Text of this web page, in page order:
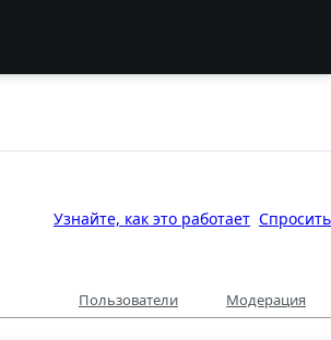
Узнайте, как это работает Спросить
Пользователи Модерация